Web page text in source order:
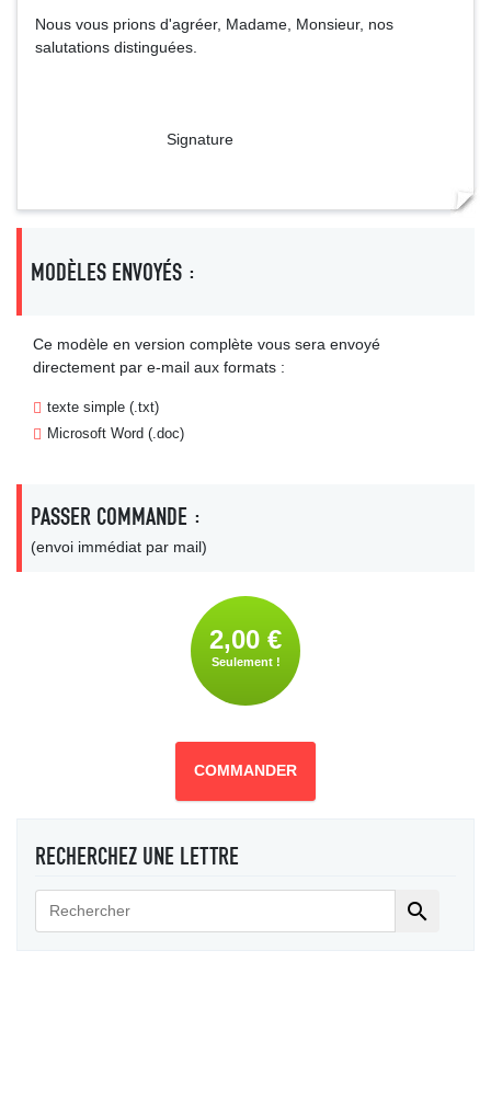
Nous vous prions d'agréer, Madame, Monsieur, nos
salutations distinguées.
Signature
MODÈLES ENVOYÉS :
Ce modèle en version complète vous sera envoyé
directement par e-mail aux formats :
texte simple (.txt)
Microsoft Word (.doc)
PASSER COMMANDE :
(envoi immédiat par mail)
2,00 €
Seulement !
COMMANDER
RECHERCHEZ UNE LETTRE
